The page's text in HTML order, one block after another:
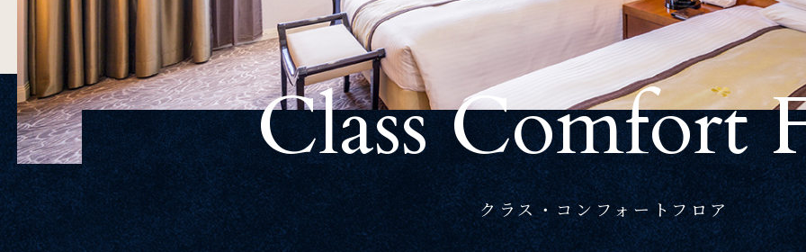
Access Sightseeing
One Harmony
会員プログラム「One Harmony」
News
お知らせ
SDGs
SDGsへの取り組み
Recruit
採用情報
Class Comfort
クラス・コンフォートフロア